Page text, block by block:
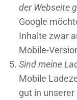
der Webseite
Google
Inhalte zwar
Mobile-
Sind meine
Mobile
gut in